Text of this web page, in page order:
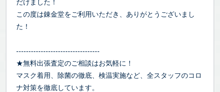
だけました！
この度は錬金堂をご利用いただき、ありがとうございまし
た！
----------------------------------
★無料出張査定のご相談はお気軽に！
マスク着用、除菌の徹底、検温実施など、全スタッフのコロ
ナ対策を徹底しています。